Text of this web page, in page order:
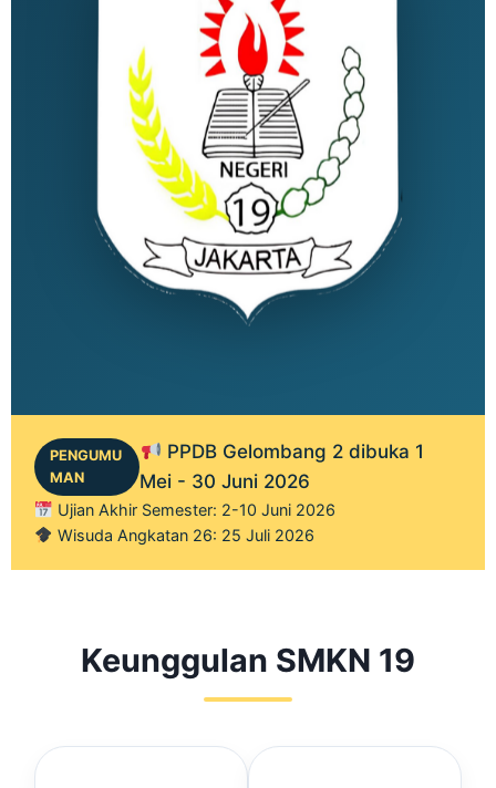
PENGUMU
MAN
PPDB Gelombang 2 dibuka 1
Mei - 30 Juni 2026
Ujian Akhir Semester: 2-10 Juni 2026
Wisuda Angkatan 26: 25 Juli 2026
Keunggulan SMKN 19